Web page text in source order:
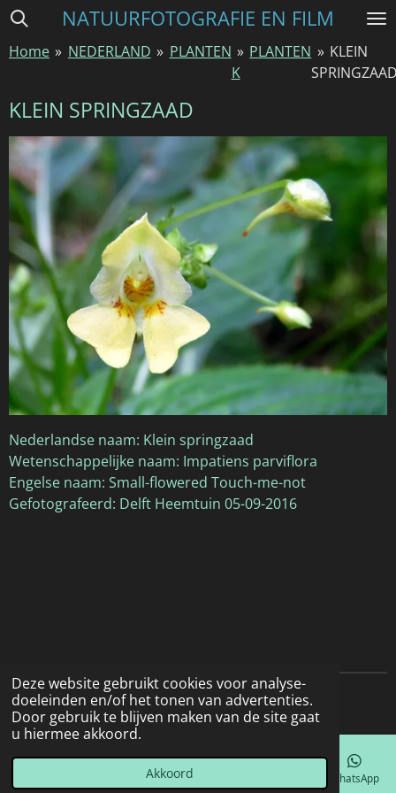
Deze website gebruikt cookies voor analyse-
doeleinden en/of het tonen van advertenties.
Door gebruik te blijven maken van de site gaat
u hiermee akkoord.
Akkoord
Ga
naar
hoofdinhoud
NATUURFOTOGRAFIE EN FILM
Home » NEDERLAND » PLANTEN » PLANTEN
K
» KLEIN
KLEIN SPRINGZAAD
Nederlandse naam: Klein springzaad
Wetenschappelijke naam: Impatiens parviflora
Engelse naam: Small-flowered Touch-me-not
Gefotografeerd: Delft Heemtuin 05-09-2016
© 2022 - 2026 Natuurfotografie
Telefoonnummer WhatsApp